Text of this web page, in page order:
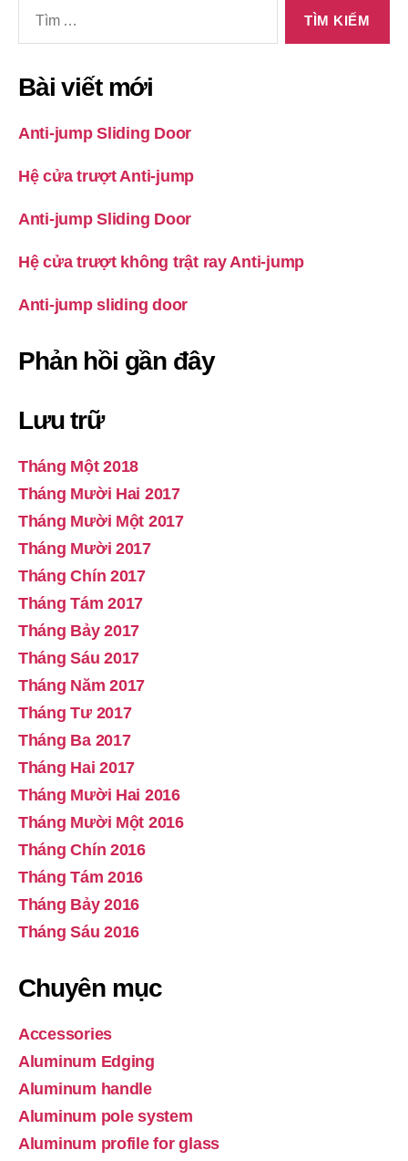
kiếm
cho:
Bài viết mới
Anti-jump Sliding Door
Hệ cửa trượt Anti-jump
Anti-jump Sliding Door
Hệ cửa trượt không trật ray Anti-jump
Anti-jump sliding door
Phản hồi gần đây
Lưu trữ
Tháng Một 2018
Tháng Mười Hai 2017
Tháng Mười Một 2017
Tháng Mười 2017
Tháng Chín 2017
Tháng Tám 2017
Tháng Bảy 2017
Tháng Sáu 2017
Tháng Năm 2017
Tháng Tư 2017
Tháng Ba 2017
Tháng Hai 2017
Tháng Mười Hai 2016
Tháng Mười Một 2016
Tháng Chín 2016
Tháng Tám 2016
Tháng Bảy 2016
Tháng Sáu 2016
Chuyên mục
Accessories
Aluminum Edging
Aluminum handle
Aluminum pole system
Aluminum profile for glass